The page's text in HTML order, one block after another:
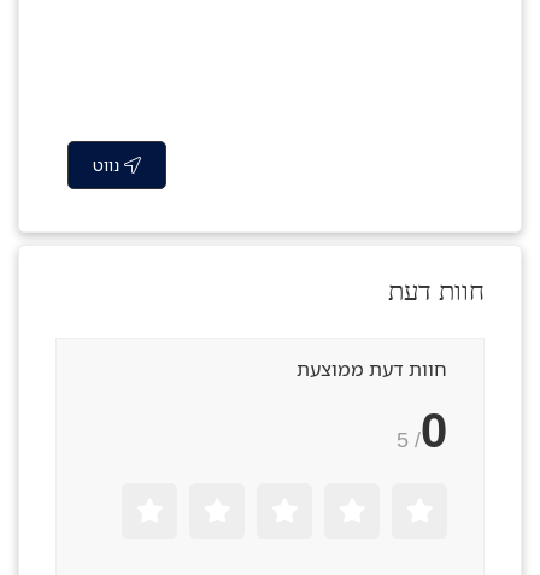
נווט
חוות דעת
חוות דעת ממוצעת
0
/ 5